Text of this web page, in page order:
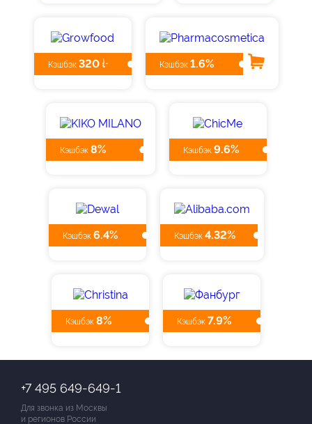
Кэшбэк 320 ₽ Кэшбэк 1.6%
Кэшбэк 8% Кэшбэк 9.6%
Кэшбэк 6.4% Кэшбэк 4.32%
Кэшбэк 8% Кэшбэк 7.9%
+7 495 649-649-1
Для звонка из Москвы
и регионов России